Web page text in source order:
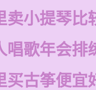
卖小提琴比
唱歌年会排
买古筝便宜